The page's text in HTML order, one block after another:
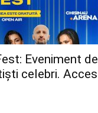
Eveniment de
celebri. Acces